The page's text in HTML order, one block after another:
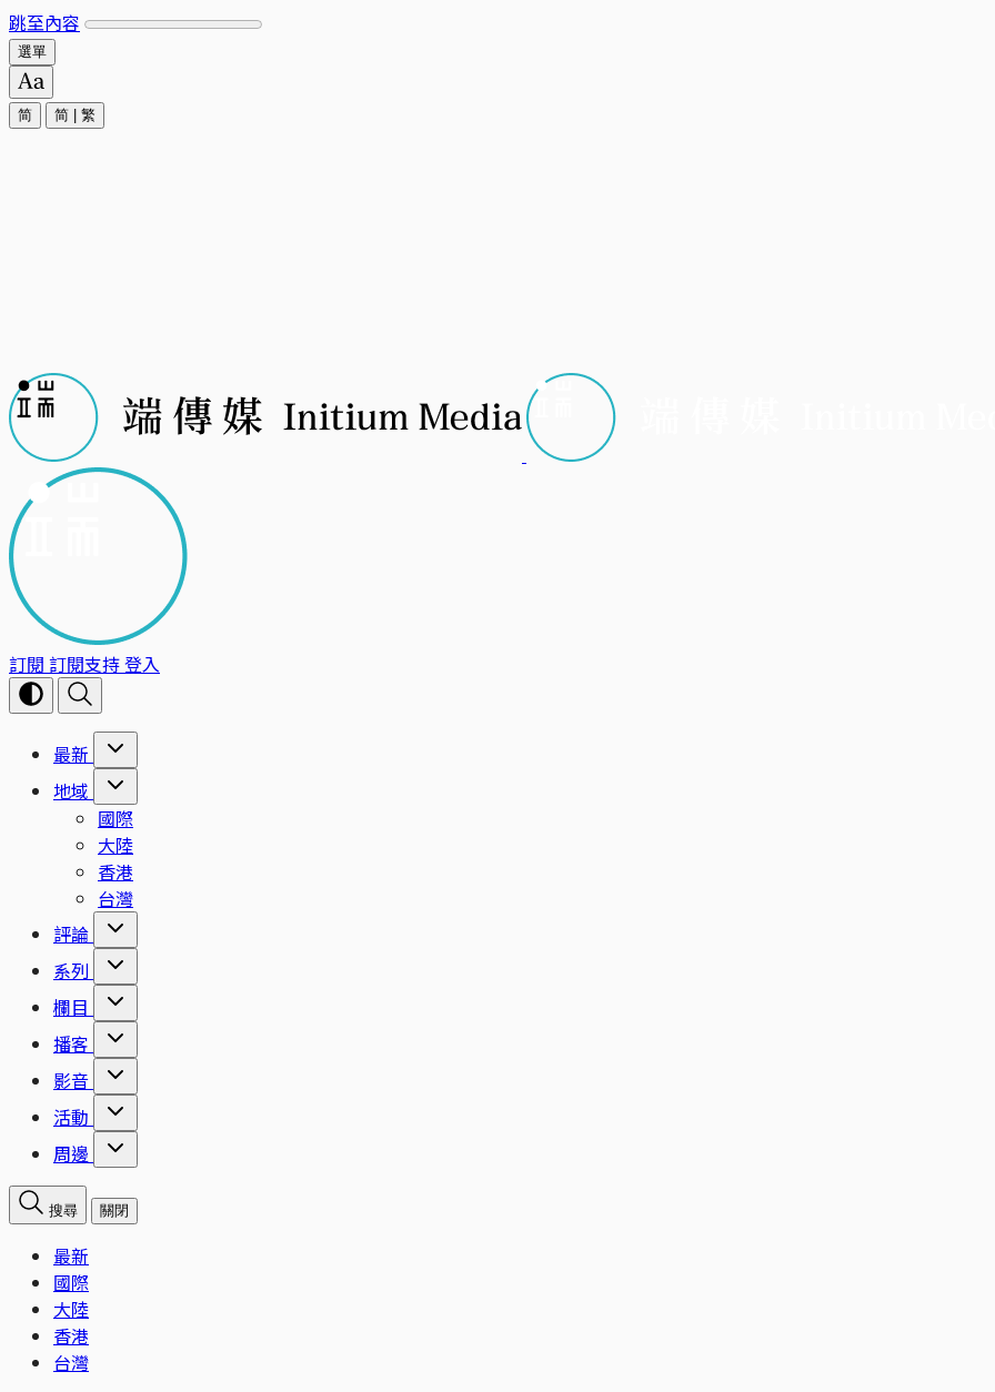
跳至內容
選單
简 简 繁
訂閱 訂閱支持登入
最新
地域
國際
大陸
香港
台灣
評論
系列
欄目
播客
影音
活動
周邊
搜尋 關閉
最新
國際
大陸
香港
台灣